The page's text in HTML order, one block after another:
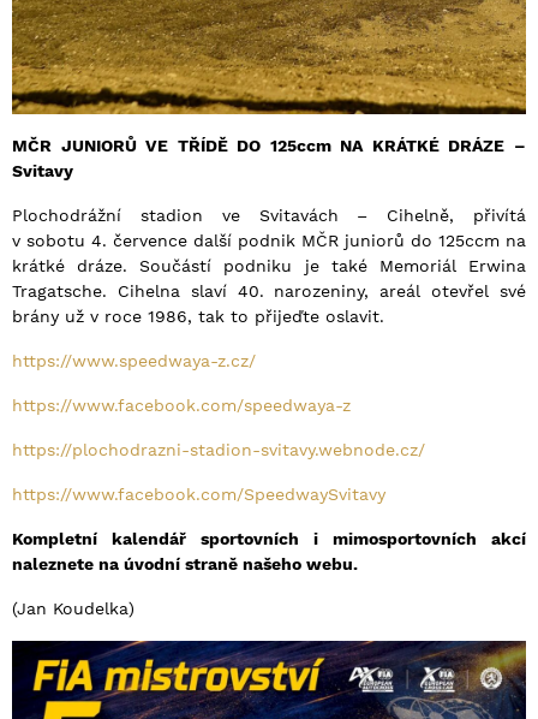
MČR JUNIORŮ VE TŘÍDĚ DO 125ccm NA KRÁTKÉ DRÁZE –
Svitavy
Plochodrážní stadion ve Svitavách – Cihelně, přivítá
v sobotu 4. července další podnik MČR juniorů do 125ccm na
krátké dráze. Součástí podniku je také Memoriál Erwina
Tragatsche. Cihelna slaví 40. narozeniny, areál otevřel své
brány už v roce 1986, tak to přijeďte oslavit.
https://www.speedwaya-z.cz/
https://www.facebook.com/speedwaya-z
https://plochodrazni-stadion-svitavy.webnode.cz/
https://www.facebook.com/SpeedwaySvitavy
Kompletní kalendář sportovních i mimosportovních akcí
naleznete na úvodní straně našeho webu.
(Jan Koudelka)